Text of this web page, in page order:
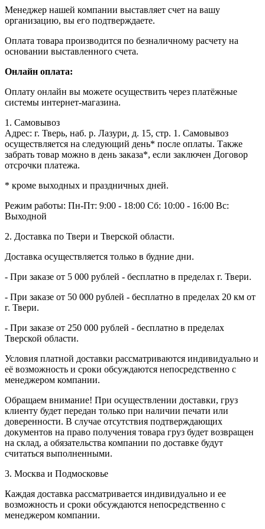
Менеджер нашей компании выставляет счет на вашу
организацию, вы его подтверждаете.
Оплата товара производится по безналичному расчету на
основании выставленного счета.
Онлайн оплата:
Оплату онлайн вы можете осуществить через платёжные
системы интернет-магазина.
1. Самовывоз
Адрес: г. Тверь, наб. р. Лазури, д. 15, стр. 1. Самовывоз
осуществляется на следующий день* после оплаты. Также
забрать товар можно в день заказа*, если заключен Договор
отсрочки платежа.
* кроме выходных и праздничных дней.
Режим работы: Пн-Пт: 9:00 - 18:00 Сб: 10:00 - 16:00 Вс:
Выходной
2. Доставка по Твери и Тверской области.
Доставка осуществляется только в будние дни.
- При заказе от 5 000 рублей - бесплатно в пределах г. Твери.
- При заказе от 50 000 рублей - бесплатно в пределах 20 км от
г. Твери.
- При заказе от 250 000 рублей - бесплатно в пределах
Тверской области.
Условия платной доставки рассматриваются индивидуально и
её возможность и сроки обсуждаются непосредственно с
менеджером компании.
Обращаем внимание! При осуществлении доставки, груз
клиенту будет передан только при наличии печати или
доверенности. В случае отсутствия подтверждающих
документов на право получения товара груз будет возвращен
на склад, а обязательства компании по доставке будут
считаться выполненными.
3. Москва и Подмосковье
Каждая доставка рассматривается индивидуально и ее
возможность и сроки обсуждаются непосредственно с
менеджером компании.